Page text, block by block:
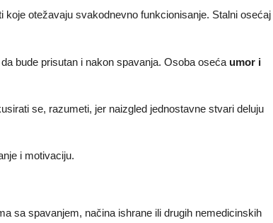
otežavaju svakodnevno funkcionisanje. Stalni osećaj
bude prisutan i nakon spavanja. Osoba oseća umor i
se, razumeti, jer naizgled jednostavne stvari deluju
i motivaciju.
sa spavanjem, načina ishrane ili drugih nemedicinskih